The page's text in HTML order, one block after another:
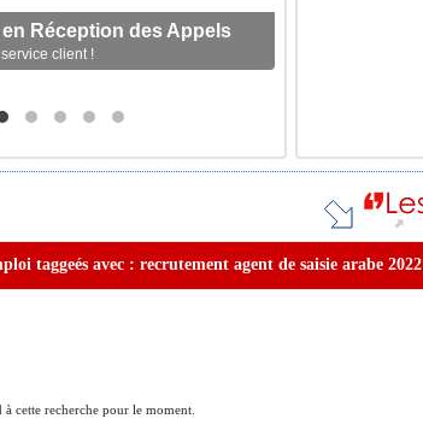
Réception des Appels
client !
taggeés avec : recrutement agent de saisie arabe 2022
cette recherche pour le moment.